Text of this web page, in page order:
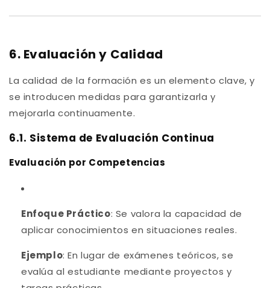
6. Evaluación y Calidad
La calidad de la formación es un elemento clave, y
se introducen medidas para garantizarla y
mejorarla continuamente.
6.1. Sistema de Evaluación Continua
Evaluación por Competencias
Enfoque Práctico: Se valora la capacidad de
aplicar conocimientos en situaciones reales.
Ejemplo: En lugar de exámenes teóricos, se
evalúa al estudiante mediante proyectos y